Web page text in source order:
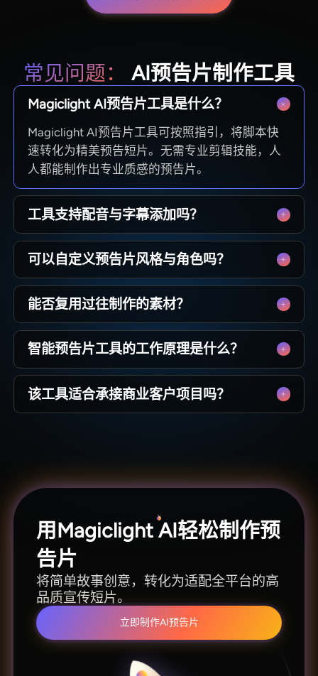
常见问题： AI预告片制作工具
Magiclight AI预告片工具是什么？
Magiclight AI预告片工具可按照指引，将脚本快
速转化为精美预告短片。无需专业剪辑技能，人
人都能制作出专业质感的预告片。
工具支持配音与字幕添加吗？
平台内置配音与字幕功能，一站式完成制作，无
需额外搭配其他工具制作旁白、字幕与文字动
效。
可以自定义预告片风格与角色吗？
可以。你可直接调整视觉风格、角色形象与视频
节奏，快速打造符合品牌、题材和受众定位的预
告片。
能否复用过往制作的素材？
完全支持。复用素材既能保证作品风格统一，又
能节省时间与制作成本。角色、创作指令、视觉
风格均可在平台内保存并重复使用。
智能预告片工具的工作原理是什么？
本工具基于文字指令生成预告片，自动完成镜头
排序、风格渲染，帮你简化制作流程，让你专注
创意本身。
该工具适合承接商业客户项目吗？
用Magiclight AI轻松制作预
告片
将简单故事创意，转化为适配全平台的高
品质宣传短片。
立即制作AI预告片